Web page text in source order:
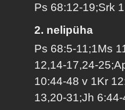
Ps 68:12-19;Srk
2. nelipüha
Ps 68:5-11;1Ms
12,14-17,24-
10:44-48 v 1Kr
13,20-31;Jh